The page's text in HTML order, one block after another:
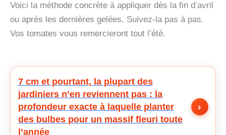
Voici la méthode concrète à appliquer dès la fin d’avril
ou après les dernières gelées. Suivez-la pas à pas.
Vos tomates vous remercieront tout l’été.
7 cm et pourtant, la plupart des
jardiniers n’en reviennent pas : la
profondeur exacte à laquelle planter
des bulbes pour un massif fleuri toute
l’année
›